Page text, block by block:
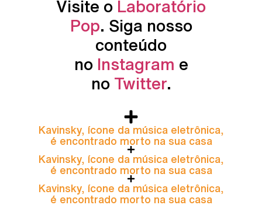
Visite o Laboratório
Pop. Siga nosso
conteúdo
no Instagram e
no Twitter.
Kavinsky, ícone da música eletrônica,
é encontrado morto na sua casa
Kavinsky, ícone da música eletrônica,
é encontrado morto na sua casa
Kavinsky, ícone da música eletrônica,
é encontrado morto na sua casa